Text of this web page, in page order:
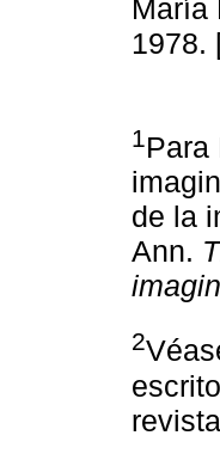
María
1978.
1Para
de la
Ann.
2